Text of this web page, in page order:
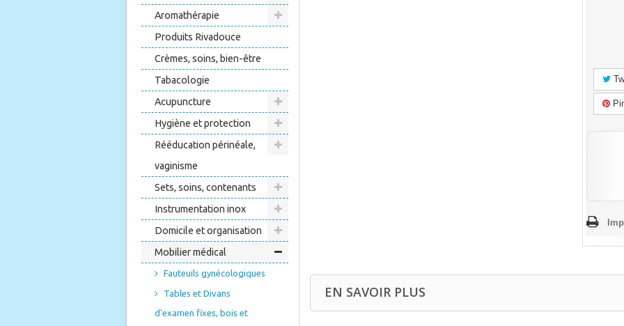
Aromathérapie
Produits Rivadouce
Crèmes, soins, bien-être
Tabacologie
Acupuncture
Hygiène et protection
Rééducation périnéale,
vaginisme
Sets, soins, contenants
Instrumentation inox
Domicile et organisation
Mobilier médical
Fauteuils gynécologiques
Tables et Divans
d'examen fixes, bois et
EN SAVOIR PLUS